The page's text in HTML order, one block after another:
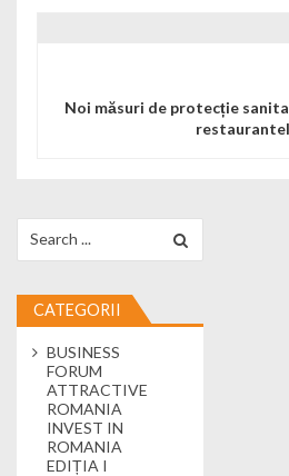
Noi măsuri de protecție
CATEGORII
BUSINESS
FORUM
ATTRACTIVE
ROMANIA
INVEST IN
ROMANIA
EDIȚIA I